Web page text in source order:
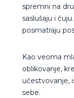
spremni na
saslušaju i
posmatraju
Kao veoma
oblikovanje,
učestvovanje,
sebe.